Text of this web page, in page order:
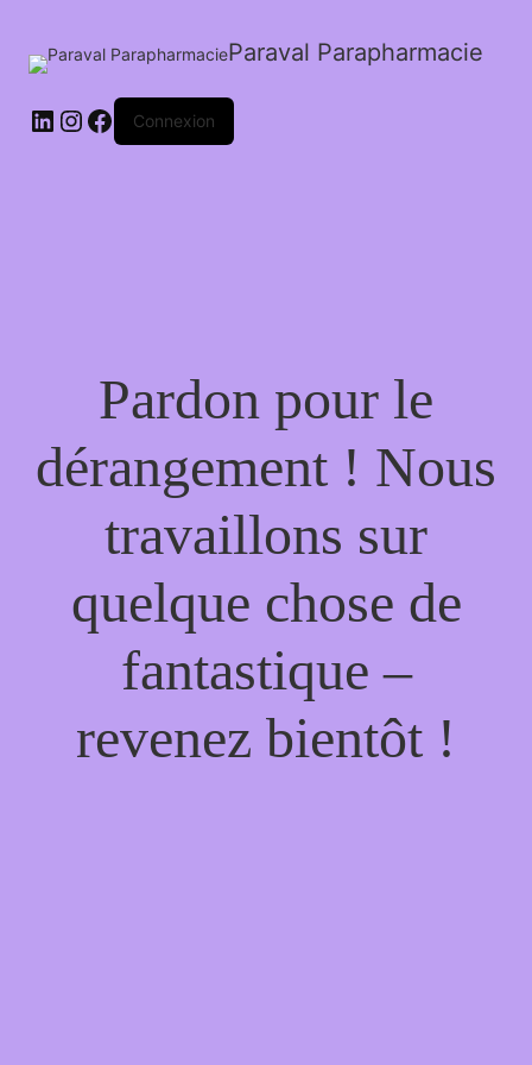
Paraval Parapharmacie
LinkedIn
Instagram
FacebookConnexion
Pardon pour le
dérangement ! Nous
travaillons sur
quelque chose de
fantastique –
revenez bientôt !